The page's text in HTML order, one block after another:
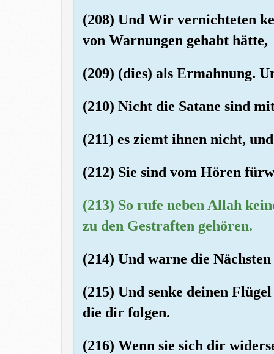
(208) Und Wir vernichteten
von Warnungen gehabt hätte,
(209) (dies) als Ermahnung.
(210) Nicht die Satane sind
(211) es ziemt ihnen nicht,
(212) Sie sind vom Hören
(213) So rufe neben Allah
zu den Gestraften gehören.
(214) Und warne die
(215) Und senke deinen
die dir folgen.
(216) Wenn sie sich dir